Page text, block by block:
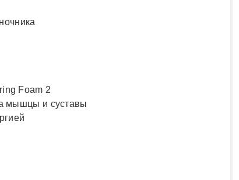
Foam 2
мышцы и суставы